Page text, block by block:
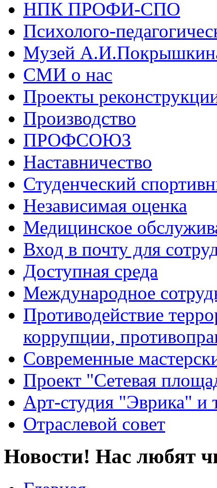
НПК ПРОФИ-СПО
Психолого-
Музей
СМИ о нас
Проекты
Производство
ПРОФСОЮЗ
Наставничество
Студенческий
Независимая оценка
Медицинское
Вход в почту для
Доступная среда
Международное
Противодействие
коррупции,
Современные
Проект "Сетевая
Арт-студия "Эврика" и
Отраслевой совет
Новости! Нас любят